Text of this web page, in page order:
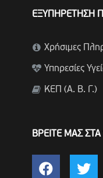
ΕΞΥΠΗΡΕΤΗΣΗ
Χρήσιμες
Υπηρεσίες
ΚΕΠ (Α. Β. Γ.)
ΒΡΕΙΤΕ ΜΑΣ ΣΤΑ